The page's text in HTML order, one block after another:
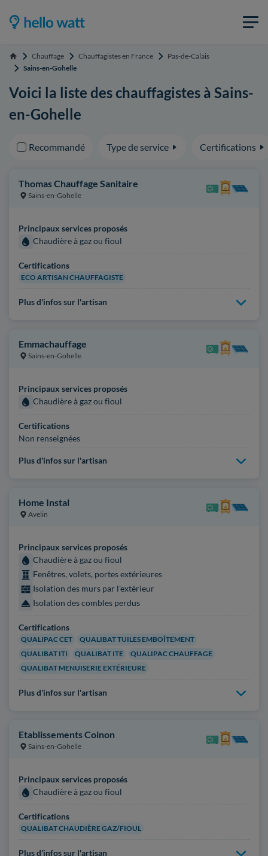
Accueil Chauffage Chauffagistes en France
Pas-de-Calais
Sains-en-Gohelle
Voici la liste des chauffagistes à Sains-
en-Gohelle
Recommandé Type de service Certifications
Thomas Chauffage Sanitaire
Sains-en-Gohelle
Principaux services proposés
Chaudière à gaz ou fioul
Certifications
ECO ARTISAN CHAUFFAGISTE
Plus d'infos sur l'artisan
Emmachauffage
Sains-en-Gohelle
Principaux services proposés
Chaudière à gaz ou fioul
Certifications
Non renseignées
Plus d'infos sur l'artisan
Home Instal
Avelin
Principaux services proposés
Chaudière à gaz ou fioul
Fenêtres, volets, portes extérieures
Isolation des murs par l'extérieur
Isolation des combles perdus
Certifications
QUALIPAC CET
QUALIBAT TUILES EMBOÎTEMENT
QUALIBAT ITI
QUALIBAT ITE
QUALIPAC CHAUFFAGE
QUALIBAT MENUISERIE EXTÉRIEURE
Plus d'infos sur l'artisan
Etablissements Coinon
Sains-en-Gohelle
Principaux services proposés
Chaudière à gaz ou fioul
Certifications
QUALIBAT CHAUDIÈRE GAZ/FIOUL
Plus d'infos sur l'artisan